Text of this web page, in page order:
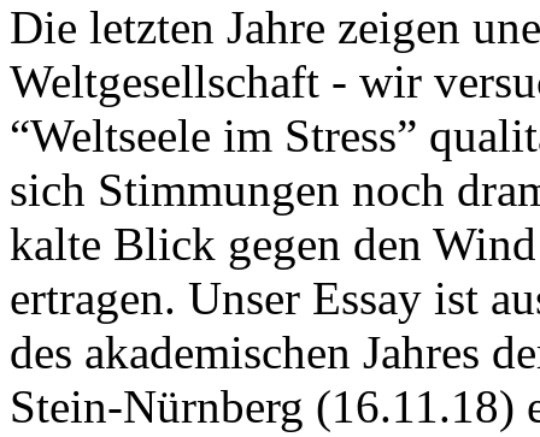
Die letzten Jahre zeigen
Weltgesellschaft - wir
“Weltseele im Stress”
sich Stimmungen noch
kalte Blick gegen den
ertragen. Unser Essay ist
des akademischen Jahres
Stein-Nürnberg (16.11.18)